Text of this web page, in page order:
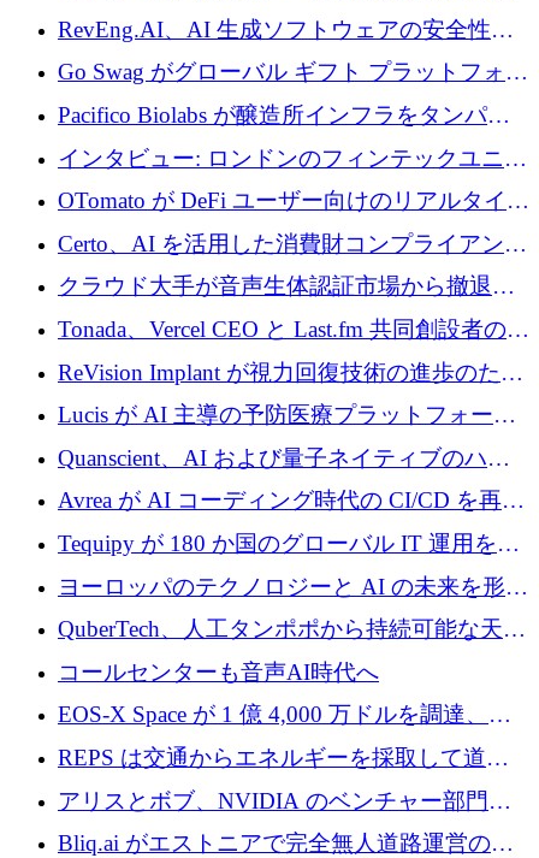
に400万ポンドを投資
RevEng.AI、AI 生成ソフトウェアの安全性を
確保するために 1,500 万ドルを調達
Go Swag がグローバル ギフト プラットフォー
ムを拡大するために 500 万ドルを調達
Pacifico Biolabs が醸造所インフラをタンパク
質生産に転換するために 700 万ユーロを調達
インタビュー: ロンドンのフィンテックユニコ
ーン Tide の CEO、オリバー・プリル氏
OTomato が DeFi ユーザー向けのリアルタイム
インテリジェンス レイヤーを構築するために
Improbable から 200 万ドルを調達
Certo、AI を活用した消費財コンプライアンス
プラットフォームのために 400 万ドルを調達
クラウド大手が音声生体認証市場から撤退す
るなか、Voxmindが54万6,000ポンドのプレシ
ード資金を調達
Tonada、Vercel CEO と Last.fm 共同創設者の支
援を受けてステルス撤退
ReVision Implant が視力回復技術の進歩のため
に 400 万ユーロを確保
Lucis が AI 主導の予防医療プラットフォーム
を拡大するためにシリーズ A で 2,000 万ドル
を調達
Quanscient、AI および量子ネイティブのハー
ドウェア エンジニアリングを推進するために
1,000 万ユーロを調達
Avrea が AI コーディング時代の CI/CD を再発
明するために 470 万ドルをかけてステルスか
ら浮上
Tequipy が 180 か国のグローバル IT 運用を自
動化するために 300 万ユーロ以上を調達
ヨーロッパのテクノロジーと AI の未来を形作
る: イノベーション リーダーが Nexus
Luxembourg 2026 に集まる理由
QuberTech、人工タンポポから持続可能な天然
ゴムを開発するために 340 万ポンドを調達
コールセンターも音声AI時代へ
EOS-X Space が 1 億 4,000 万ドルを調達、
Mistral が Emmi AI を買収、Bliq がエストニア
での完全無人道路運営を承認
REPS は交通からエネルギーを採取して道路
を発電所に変えるために 2,360 万ドルを調達
アリスとボブ、NVIDIA のベンチャー部門か
らの投資でシリーズ B を拡大
Bliq.ai がエストニアで完全無人道路運営の承